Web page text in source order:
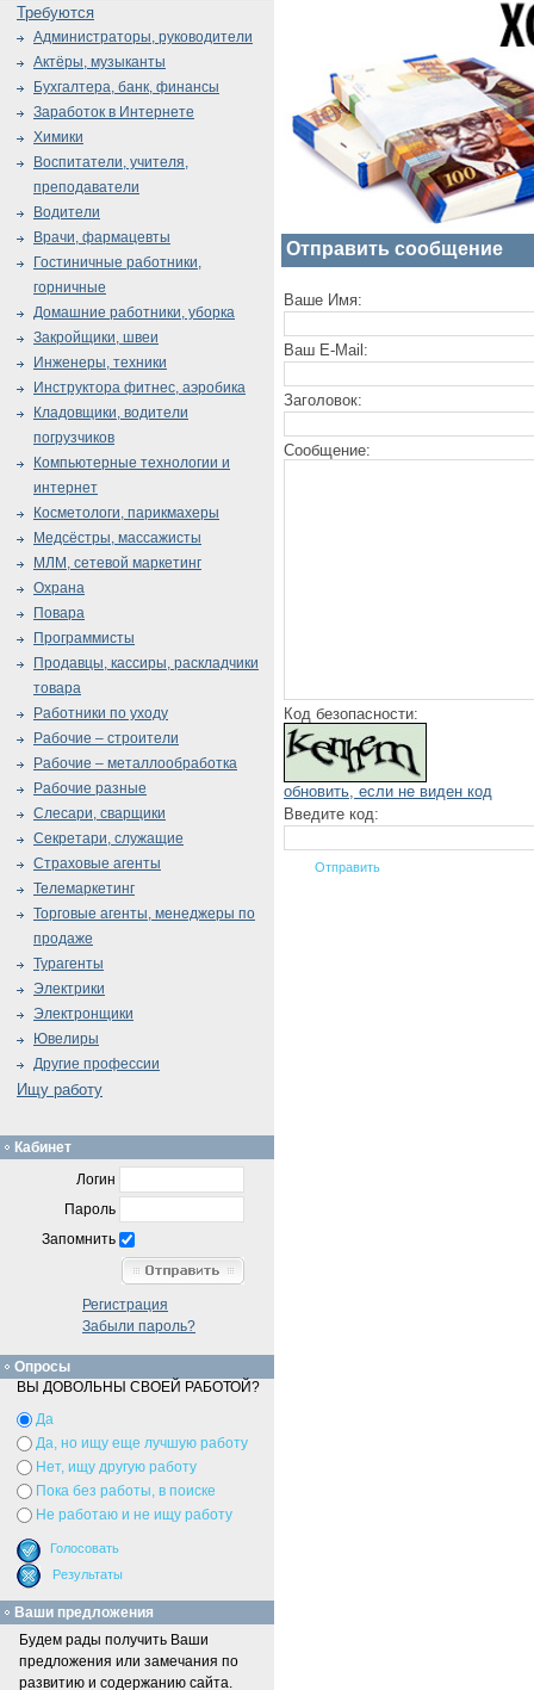
Отправить сообщение
Ваше Имя:
Ваш E-Mail:
Заголовок:
Сообщение:
Код безопасности:
обновить, если не виден код
Введите код:
Требуются
Администраторы, руководители
Актёры, музыканты
Бухгалтера, банк, финансы
Заработок в Интернете
Химики
Воспитатели, учителя,
преподаватели
Водители
Врачи, фармацевты
Гостиничные работники,
горничные
Домашние работники, уборка
Закройщики, швеи
Инженеры, техники
Инструктора фитнес, аэробика
Кладовщики, водители
погрузчиков
Компьютерные технологии и
интернет
Косметологи, парикмахеры
Медсёстры, массажисты
МЛМ, сетевой маркетинг
Охрана
Повара
Программисты
Продавцы, кассиры, раскладчики
товара
Работники по уходу
Рабочие – строители
Рабочие – металлообработка
Рабочие разные
Слесари, сварщики
Секретари, служащие
Страховые агенты
Телемаркетинг
Торговые агенты, менеджеры по
продаже
Турагенты
Электрики
Электронщики
Ювелиры
Другие профессии
Ищу работу
Кабинет
Логин
Пароль
Запомнить
Регистрация
Забыли пароль?
Опросы
ВЫ ДОВОЛЬНЫ СВОЕЙ РАБОТОЙ?
Да
Да, но ищу еще лучшую работу
Нет, ищу другую работу
Пока без работы, в поиске
Не работаю и не ищу работу
Ваши предложения
Будем рады получить Ваши
предложения или замечания по
развитию и содержанию сайта.